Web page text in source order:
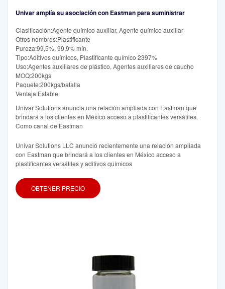
Univar amplía su asociación con Eastman para suministrar
Clasificación:Agente químico auxiliar, Agente químico auxiliar
Otros nombres:Plastificante
Pureza:99,5%, 99,9% mín.
Tipo:Aditivos químicos, Plastificante químico 2397%
Uso:Agentes auxiliares de plástico, Agentes auxiliares de caucho
MOQ:200kgs
Paquete:200kgs/batalla
Ventaja:Estable
Univar Solutions anuncia una relación ampliada con Eastman que
brindará a los clientes en México acceso a plastificantes versátiles.
Como canal de Eastman
Univar Solutions LLC anunció recientemente una relación ampliada
con Eastman que brindará a los clientes en México acceso a
plastificantes versátiles y aditivos químicos
OBTENER PRECIO